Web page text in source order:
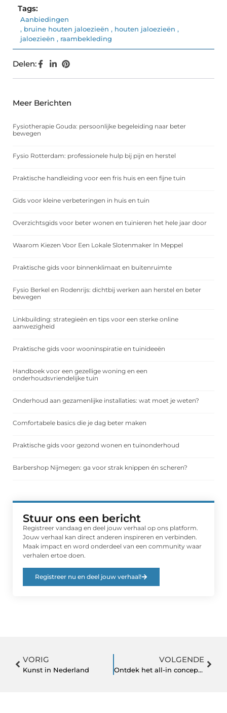
Tags:
Aanbiedingen
, bruine houten jaloezieën , houten jaloezieën ,
jaloezieën , raambekleding
Delen:
Meer Berichten
Fysiotherapie Gouda: persoonlijke begeleiding naar beter
bewegen
Fysio Rotterdam: professionele hulp bij pijn en herstel
Praktische handleiding voor een fris huis en een fijne tuin
Gids voor kleine verbeteringen in huis en tuin
Overzichtsgids voor beter wonen en tuinieren het hele jaar door
Waarom Kiezen Voor Een Lokale Slotenmaker In Meppel
Praktische gids voor binnenklimaat en buitenruimte
Fysio Berkel en Rodenrijs: dichtbij werken aan herstel en beter
bewegen
Linkbuilding: strategieën en tips voor een sterke online
aanwezigheid
Praktische gids voor wooninspiratie en tuinideeën
Handboek voor een gezellige woning en een
onderhoudsvriendelijke tuin
Onderhoud aan gezamenlijke installaties: wat moet je weten?
Comfortabele basics die je dag beter maken
Praktische gids voor gezond wonen en tuinonderhoud
Barbershop Nijmegen: ga voor strak knippen én scheren?
Stuur ons een bericht
Registreer vandaag en deel jouw verhaal op ons platform.
Jouw verhaal kan direct anderen inspireren en verbinden.
Maak impact en word onderdeel van een community waar
verhalen ertoe doen.
Registreer nu en deel jouw verhaal!
VORIG
Kunst in Nederland
VOLGENDE
Ontdek het all-in concept van dit restaurant in Hilversum